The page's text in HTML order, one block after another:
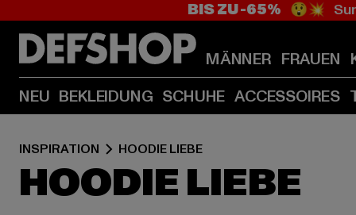
BIS ZU -65% 😲💥
MÄNNER FRAUEN
NEU BEKLEIDUNG SCHUHE ACCESSOIRES
INSPIRATION HOODIE LIEBE
HOODIE LIEBE